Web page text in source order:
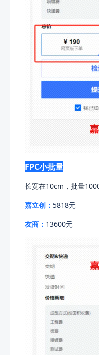
FPC小批量
长宽在10cm，批量
嘉立创： 5818元
友商： 13600元